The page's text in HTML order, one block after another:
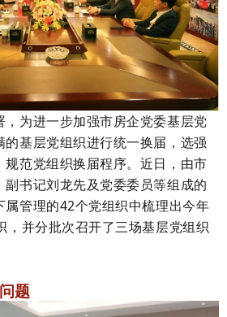
为进一步加强市房企党委基层党
基层党组织进行统一换届，选强
范党组织换届程序。近日，由市
书记刘龙先及党委委员等组成的
属管理的42个党组织中梳理出今年
，并分批次召开了三场基层党组织
题